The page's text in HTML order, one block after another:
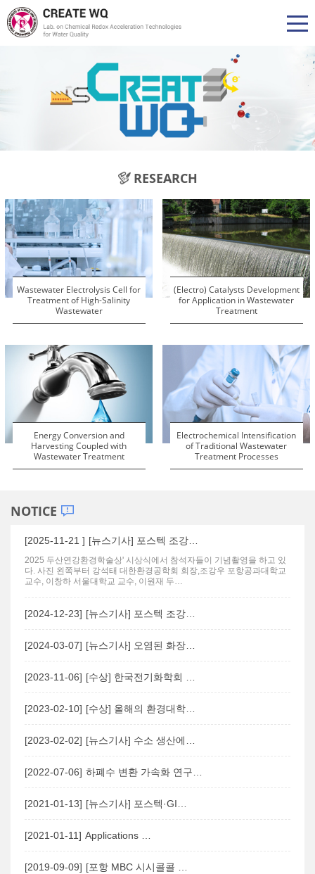
RESEARCH
Wastewater Electrolysis Cell for
Treatment of High-Salinity
Wastewater
(Electro) Catalysts Development
for Application in Wastewater
Treatment
Energy Conversion and
Harvesting Coupled with
Wastewater Treatment
Electrochemical Intensification
of Traditional Wastewater
Treatment Processes
NOTICE
[2025-11-21 ] [뉴스기사] 포스텍 조강…
2025 두산연강환경학술상' 시상식에서 참석자들이 기념촬영을 하고 있
다. 사진 왼쪽부터 강석태 대한환경공학회 회장,조강우 포항공과대학교
교수, 이창하 서울대학교 교수​, 이원재 두…
[2024-12-23] [뉴스기사] 포스텍 조강…
[2024-03-07] [뉴스기사] 오염된 화장…
[2023-11-06] [수상] 한국전기화학회 …
[2023-02-10] [수상] 올해의 환경대학…
[2023-02-02] [뉴스기사] 수소 생산에…
[2022-07-06] 하폐수 변환 가속화 연구…
[2021-01-13] [뉴스기사] 포스텍·GI…
[2021-01-11] Applications …
[2019-09-09] [포항 MBC 시시콜콜 …